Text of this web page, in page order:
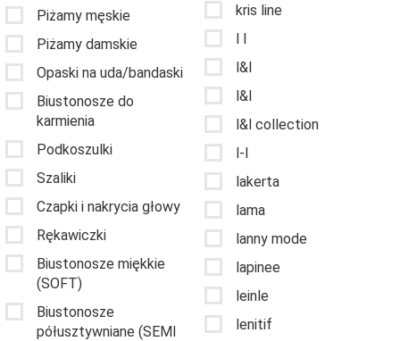
Piżamy męskie
Piżamy damskie
Opaski na uda/bandaski
Biustonosze do
karmienia
Podkoszulki
Szaliki
Czapki i nakrycia głowy
Rękawiczki
Biustonosze miękkie
(SOFT)
Biustonosze
półusztywniane (SEMI
kris line
l l
l&l
l&l
l&l collection
l-l
lakerta
lama
lanny mode
lapinee
leinle
lenitif